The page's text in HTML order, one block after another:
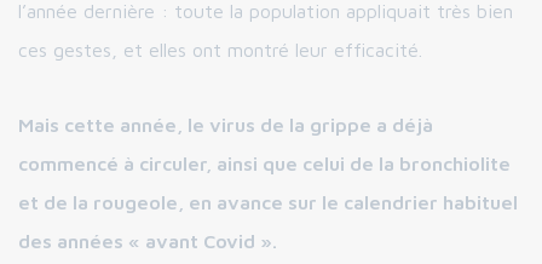
l’année dernière : toute la population appliquait très bien
ces gestes, et elles ont montré leur efficacité.
Mais cette année, le virus de la grippe a déjà
commencé à circuler, ainsi que celui de la bronchiolite
et de la rougeole, en avance sur le calendrier habituel
des années « avant Covid ».